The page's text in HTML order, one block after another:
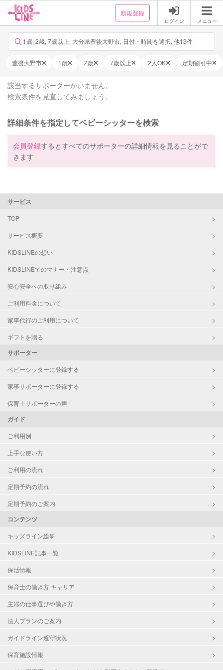
新規登録
ログイン メニュー
1歳, 2歳, 7歳以上, 大分県豊後大野市, 日付・時間を選択, 他13件
豊後大野市 1歳 2歳 7歳以上 2人OK 定期割引中
該当するサポーターがいません。
検索条件を見直してみましょう。
詳細条件を指定してベビーシッターを検索
会員登録するとすべてのサポーターの詳細情報を見ることがで
きます
サービス
TOP
サービス概要
KIDSLINEの想い
KIDSLINEでのマナー・注意点
安心安全への取り組み
ご利用料金について
家事代行のご利用について
ギフトを贈る
サポーター
ベビーシッターに登録する
家事サポーターに登録する
保育士サポーターの声
ガイド
ご利用例
上手な使い方
ご利用の流れ
定期予約の流れ
定期予約のご案内
コンテンツ
キッズライン総研
KIDSLINE記事一覧
保活情報
保育士の働き方 キャリア
主婦の仕事選びや働き方
法人プランのご案内
ガイドライン遵守状況
保育施設情報